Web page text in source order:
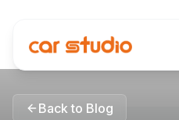
Back to Blog